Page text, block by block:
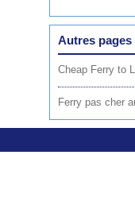
Autres pages
Cheap Ferry to
Ferry pas cher